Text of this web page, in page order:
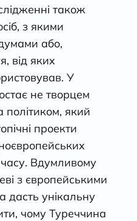
також
з якими
або,
від яких
У
не творцем
політиком, який
проекти
часу. Вдумливому
з європейськими
дасть унікальну
чому Туреччина